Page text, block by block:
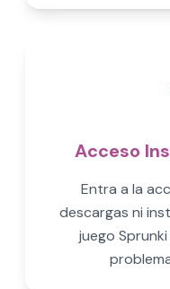
Acceso
Entra a la
descargas ni
juego